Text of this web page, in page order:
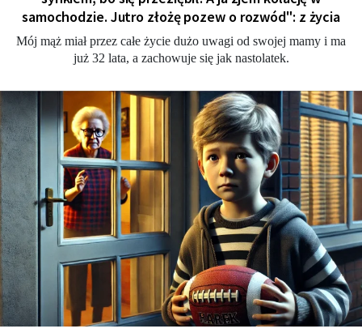
samochodzie. Jutro złożę pozew o rozwód": z życia
Mój mąż miał przez całe życie dużo uwagi od swojej mamy i ma
już 32 lata, a zachowuje się jak nastolatek.